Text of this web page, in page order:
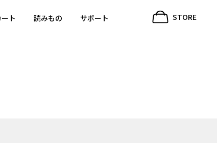
ト 読みもの サポート STORE